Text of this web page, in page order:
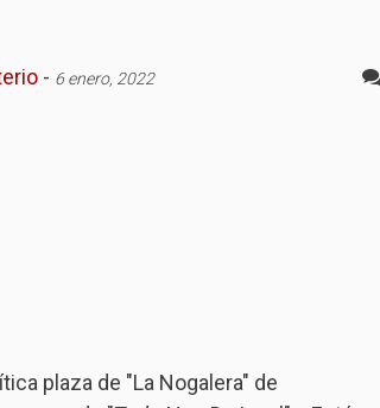
- 6 enero, 2022
plaza de "La Nogalera" de